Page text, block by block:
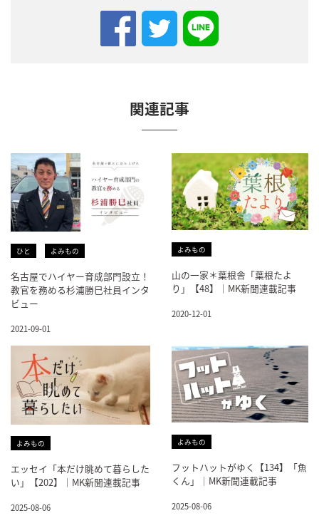
関連記事
ひと よみもの
名古屋でハイヤー育成部門設立！
教官を務める杉浦勝巳社員インタ
ビュー
2021-09-01
よみもの
山の一家＊葉根舎「葉根たよ
り」【48】｜MK新聞連載記事
2020-12-01
よみもの
エッセイ「本だけ眺めて暮らした
い」【202】｜MK新聞連載記事
2025-08-06
よみもの
フットハットがゆく【134】「魚
くん」｜MK新聞連載記事
2025-08-06